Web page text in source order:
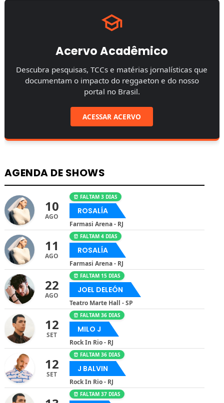
Acervo Acadêmico
Descubra pesquisas, TCCs e matérias jornalísticas que
documentam o impacto do reggaeton e do nosso
portal no Brasil.
ACESSAR ACERVO
AGENDA DE SHOWS
10
AGO
⏰ FALTAM 3 DIAS
ROSALÍA
Farmasi Arena - RJ
11
AGO
⏰ FALTAM 4 DIAS
ROSALÍA
Farmasi Arena - RJ
22
AGO
⏰ FALTAM 15 DIAS
JOEL DELEÓN
Teatro Marte Hall - SP
12
SET
⏰ FALTAM 36 DIAS
MILO J
Rock In Rio - RJ
12
SET
⏰ FALTAM 36 DIAS
J BALVIN
Rock In Rio - RJ
⏰ FALTAM 37 DIAS